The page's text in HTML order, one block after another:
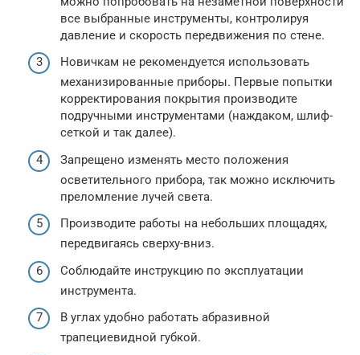
все выбранные инструменты, контролируя
давление и скорость передвижения по стене.
Новичкам не рекомендуется использовать
механизированные приборы. Первые попытки
корректирования покрытия производите
подручными инструментами (наждаком, шлиф-
сеткой и так далее).
Запрещено изменять место положения
осветительного прибора, так можно исключить
преломление лучей света.
Производите работы на небольших площадях,
передвигаясь сверху-вниз.
Соблюдайте инструкцию по эксплуатации
инструмента.
В углах удобно работать абразивной
трапециевидной губкой.